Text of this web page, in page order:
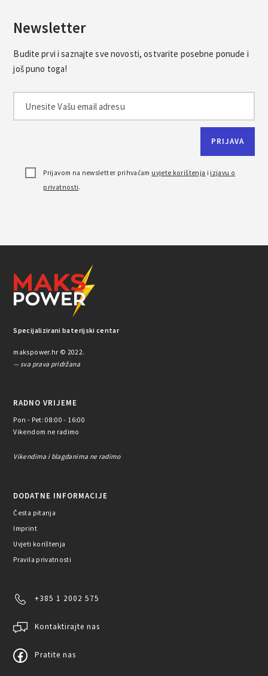
Newsletter
Budite prvi i saznajte sve novosti, ostvarite posebne ponude i
još puno toga!
Prijavom na newsletter prihvaćam uvjete korištenja i izjavu o
privatnosti.
Specijalizirani baterijski centar
makspower.hr © 2022.
— sva prava pridržana
RADNO VRIJEME
Pon - Pet: 08:00 - 16:00
Vikendom ne radimo
Vikendima i blagdanima ne radimo
DODATNE INFORMACIJE
Česta pitanja
Imprint
Uvjeti korištenja
Pravila privatnosti
+385 1 2002 575
Kontaktirajte nas
Pratite nas